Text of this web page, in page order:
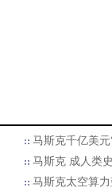
马斯克千亿美
马斯克 成人类
马斯克太空算